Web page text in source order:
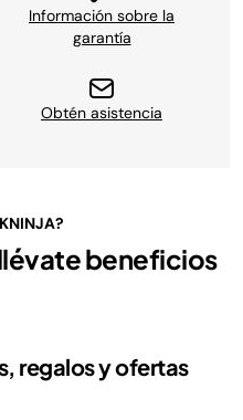
Información sobre la
garantía
Obtén asistencia
beneficios
regalos y ofertas